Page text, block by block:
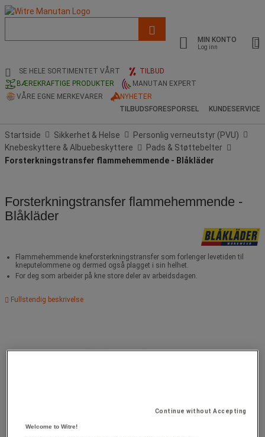
og
søkehistorikk
MIN KONTO
Log inn
SE HELE SORTIMENTET VÅRT
TILBUD
BÆREKRAFTIGE PRODUKTER
MANUTAN EXPERT
VÅRE EGNE MERKEVARER
NYHETER
TILBUDSFORESPORSEL
KUNDESERVICE
Startside Sikkerhet & Helse
Personlig verneutstyr (PVU)
Knebeskyttere & Albuebeskyttere
Pads & Støttebelter
Forsterkningstransfer flammehemmende - Blåkläder
Forsterkningstransfer flammehemmende -
Blåkläder
Flammehemmende kneforsterkningstransfer som forlenger levetiden til
kneputelommene og dermed også plagget i sin helhet.
For deg som arbeider på kne store deler av arbeidsdagen.
Fullstendig beskrivelse
Continue without Accepting
Welcome to Witre!